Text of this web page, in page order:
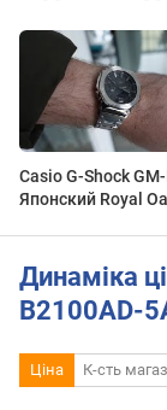
Casio G-Shock
Японский Royal
Динаміка
B2100AD-
Ціна К-сть